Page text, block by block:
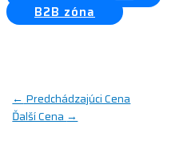
B2B zóna
Navigácia
← Predchádzajúci Cena
Ďalší Cena →